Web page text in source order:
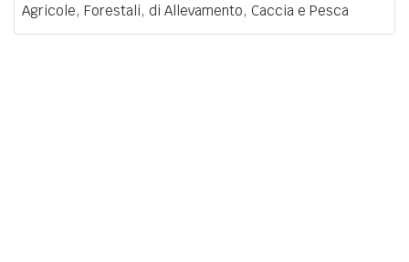
Agricole, Forestali, di Allevamento, Caccia e Pesca